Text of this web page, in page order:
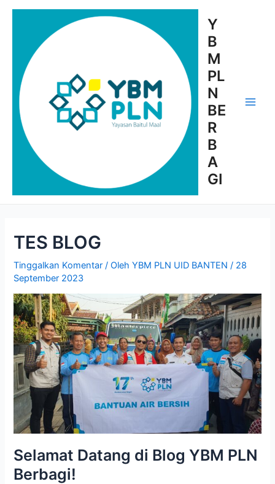
Y
B
M
PL
N
BE
R
B
A
GI
TES BLOG
Tinggalkan Komentar / OlehYBM PLN UID BANTEN/ 28
September 2023
Selamat Datang di Blog YBM PLN
Berbagi!